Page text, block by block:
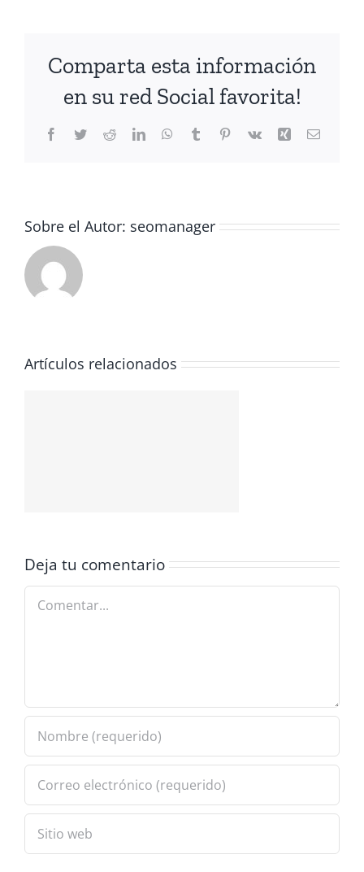
Comparta esta información
en su red Social favorita!
Facebook
TwitterRedditLinkedInWhatsApp
TumblrPinterest
Vk Xing Correo
Sobre el Autor: seomanager
Artículos relacionados
Deja tu comentario
Comentar